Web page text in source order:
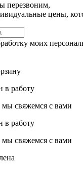
перезвоним,
цены,
моих
в работу
свяжемся с вами
в работу
свяжемся с вами